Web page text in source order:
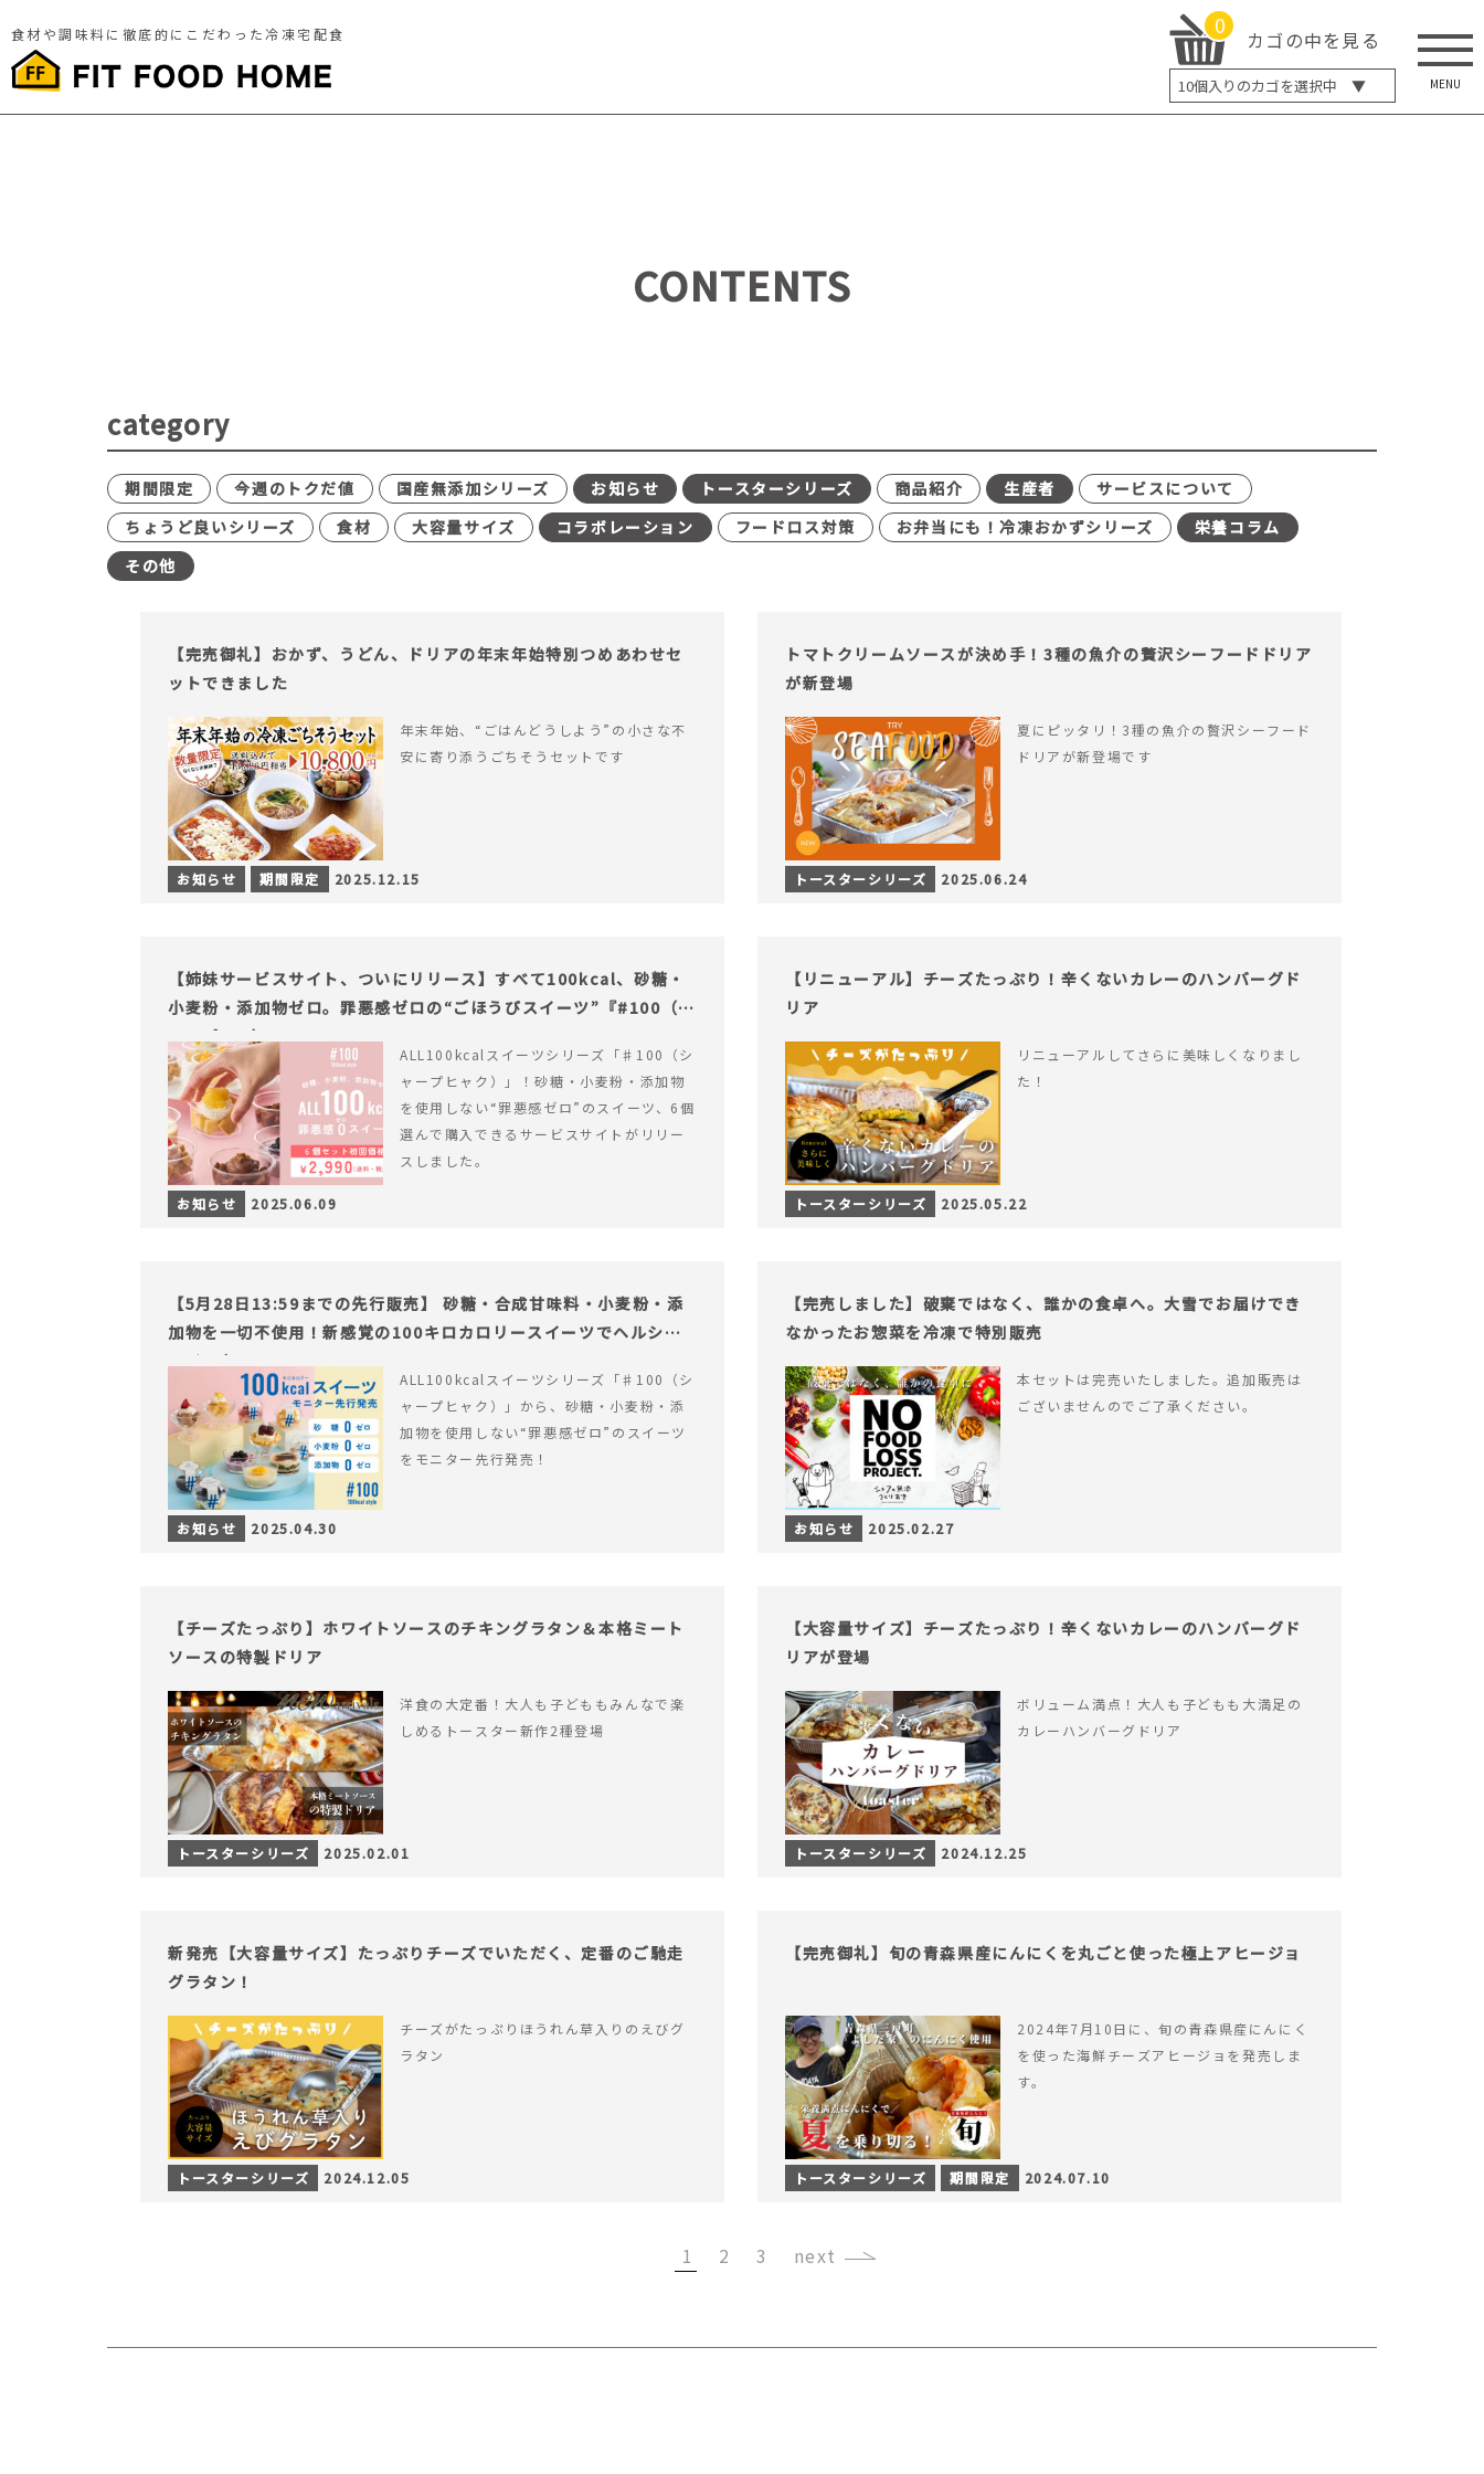
食材や調味料に徹底的にこだわった冷凍宅配食 0
カゴの中を見る
10個入りのカゴを選択中 ▼
5個入り
MENU
CONTENTS
category
期間限定 今週のトクだ値 国産無添加シリーズ お知らせ トースターシリーズ 商品紹介 生産者
サービスについて
ちょうど良いシリーズ
食材 大容量サイズ コラボレーション フードロス対策 お弁当にも！冷凍おかずシリーズ
栄養コラム
その他
【完売御礼】おかず、うどん、ドリアの年末年始特別つめあわせセ
ットできました
年末年始、“ごはんどうしよう”の小さな不
安に寄り添うごちそうセットです
お知らせ 期間限定 2025.12.15
トマトクリームソースが決め手！3種の魚介の贅沢シーフードドリア
が新登場
夏にピッタリ！3種の魚介の贅沢シーフード
ドリアが新登場です
トースターシリーズ 2025.06.24
【姉妹サービスサイト、ついにリリース】すべて100kcal、砂糖・
小麦粉・添加物ゼロ。罪悪感ゼロの“ごほうびスイーツ”『#100（シ
ャープ100）』
ALL100kcalスイーツシリーズ「♯100（シ
ャープヒャク）」！砂糖・小麦粉・添加物
を使用しない“罪悪感ゼロ”のスイーツ、6個
選んで購入できるサービスサイトがリリー
スしました。
お知らせ 2025.06.09
【リニューアル】チーズたっぷり！辛くないカレーのハンバーグド
リア
リニューアルしてさらに美味しくなりまし
た！
トースターシリーズ 2025.05.22
【5月28日13:59までの先行販売】 砂糖・合成甘味料・小麦粉・添
加物を一切不使用！新感覚の100キロカロリースイーツでヘルシー
ライフを。
ALL100kcalスイーツシリーズ「♯100（シ
ャープヒャク）」から、砂糖・小麦粉・添
加物を使用しない“罪悪感ゼロ”のスイーツ
をモニター先行発売！
お知らせ 2025.04.30
【完売しました】破棄ではなく、誰かの食卓へ。大雪でお届けでき
なかったお惣菜を冷凍で特別販売
本セットは完売いたしました。追加販売は
ございませんのでご了承ください。
お知らせ 2025.02.27
【チーズたっぷり】ホワイトソースのチキングラタン＆本格ミート
ソースの特製ドリア
洋食の大定番！大人も子どももみんなで楽
しめるトースター新作2種登場
トースターシリーズ 2025.02.01
【大容量サイズ】チーズたっぷり！辛くないカレーのハンバーグド
リアが登場
ボリューム満点！大人も子どもも大満足の
カレーハンバーグドリア
トースターシリーズ 2024.12.25
新発売【大容量サイズ】たっぷりチーズでいただく、定番のご馳走
グラタン！
チーズがたっぷりほうれん草入りのえびグ
ラタン
トースターシリーズ 2024.12.05
【完売御礼】旬の青森県産にんにくを丸ごと使った極上アヒージョ
2024年7月10日に、旬の青森県産にんにく
を使った海鮮チーズアヒージョを発売しま
す。
トースターシリーズ 期間限定 2024.07.10
1 2 3 ›